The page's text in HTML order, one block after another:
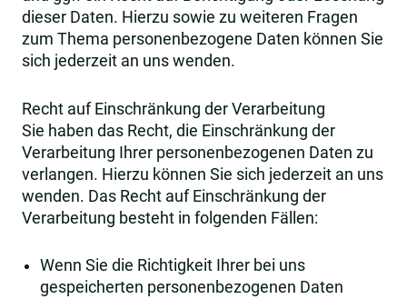
dieser Daten. Hierzu sowie zu weiteren Fragen
zum Thema personenbezogene Daten können Sie
sich jederzeit an uns wenden.
Recht auf Einschränkung der Verarbeitung
Sie haben das Recht, die Einschränkung der
Verarbeitung Ihrer personenbezogenen Daten zu
verlangen. Hierzu können Sie sich jederzeit an uns
wenden. Das Recht auf Einschränkung der
Verarbeitung besteht in folgenden Fällen:
Wenn Sie die Richtigkeit Ihrer bei uns
gespeicherten personenbezogenen Daten